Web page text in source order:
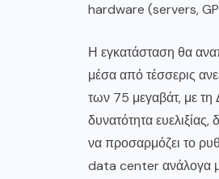
hardware (servers,
Η εγκατάσταση θα
μέσα από τέσσερις
των 75 μεγαβάτ, με τη
δυνατότητα
να προσαρμόζει το
data center ανάλογα